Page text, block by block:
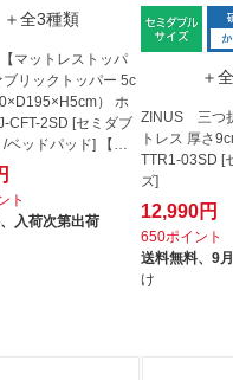
＋全3種類
マットレストッパ
ブリックトッパー 5c
） ホ
CFT-2SD [セミダブ
/ベッドパッド] 【キ
ト
入荷次第出荷
＋
ZINUS 三つ
トレス 厚さ
TTR1-03SD [
ズ]
12,990円
650ポイント
送料無料、 9
け